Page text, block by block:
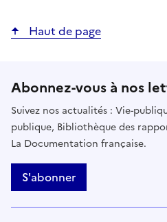
Haut de page
Abonnez-vous à nos
Suivez nos actualités : Vie-
publique, Bibliothèque des
La Documentation française.
S'abonner